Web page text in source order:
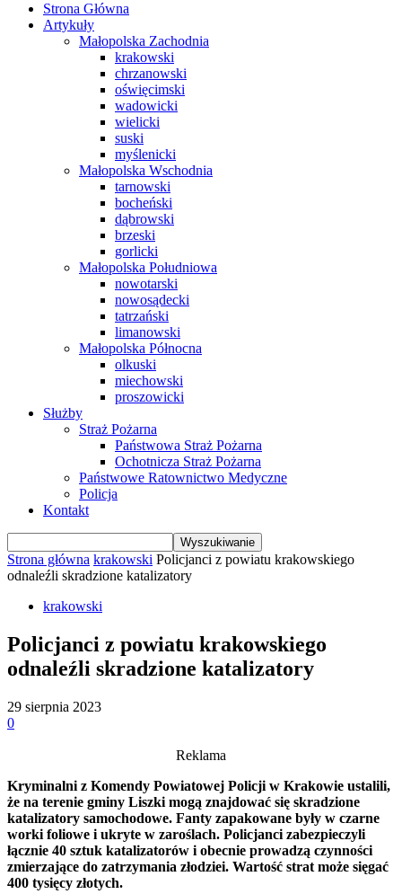
Strona Główna
Artykuły
Małopolska Zachodnia
krakowski
chrzanowski
oświęcimski
wadowicki
wielicki
suski
myślenicki
Małopolska Wschodnia
tarnowski
bocheński
dąbrowski
brzeski
gorlicki
Małopolska Południowa
nowotarski
nowosądecki
tatrzański
limanowski
Małopolska Północna
olkuski
miechowski
proszowicki
Służby
Straż Pożarna
Państwowa Straż Pożarna
Ochotnicza Straż Pożarna
Państwowe Ratownictwo Medyczne
Policja
Kontakt
Strona główna krakowski Policjanci z powiatu krakowskiego
odnaleźli skradzione katalizatory
krakowski
Policjanci z powiatu krakowskiego
odnaleźli skradzione katalizatory
29 sierpnia 2023
0
Reklama
Kryminalni z Komendy Powiatowej Policji w Krakowie ustalili,
że na terenie gminy Liszki mogą znajdować się skradzione
katalizatory samochodowe. Fanty zapakowane były w czarne
worki foliowe i ukryte w zaroślach. Policjanci zabezpieczyli
łącznie 40 sztuk katalizatorów i obecnie prowadzą czynności
zmierzające do zatrzymania złodziei. Wartość strat może sięgać
400 tysięcy złotych.